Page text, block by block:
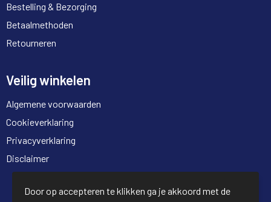
Bestelling & Bezorging
Betaalmethoden
Retourneren
Veilig winkelen
Algemene voorwaarden
Cookieverklaring
Privacyverklaring
Disclaimer
© Copyright Full Trading 2026
Door op accepteren te klikken ga je akkoord met de